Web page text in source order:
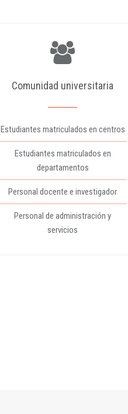
Comunidad universitaria
Estudiantes matriculados en centros
Estudiantes matriculados en
departamentos
Personal docente e investigador
Personal de administración y
servicios